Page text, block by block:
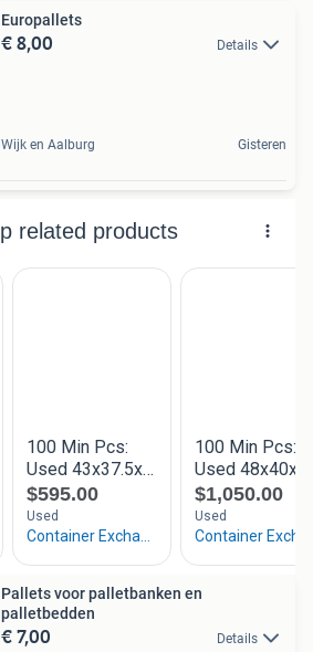
Europallets
€ 8,00 Details
Wijk en Aalburg Gisteren
Pallets voor palletbanken en
palletbedden
€ 7,00 Details